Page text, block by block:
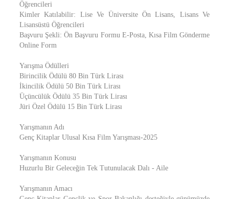
Öğrencileri
Kimler Katılabilir: Lise Ve Üniversite Ön Lisans, Lisans Ve
Lisansüstü Öğrencileri
Başvuru Şekli: Ön Başvuru Formu E-Posta, Kısa Film Gönderme
Online Form
Yarışma Ödülleri
Birincilik Ödülü 80 Bin Türk Lirası
İkincilik Ödülü 50 Bin Türk Lirası
Üçüncülük Ödülü 35 Bin Türk Lirası
Jüri Özel Ödülü 15 Bin Türk Lirası
Yarışmanın Adı
Genç Kitaplar Ulusal Kısa Film Yarışması-2025
Yarışmanın Konusu
Huzurlu Bir Geleceğin Tek Tutunulacak Dalı - Aile
Yarışmanın Amacı